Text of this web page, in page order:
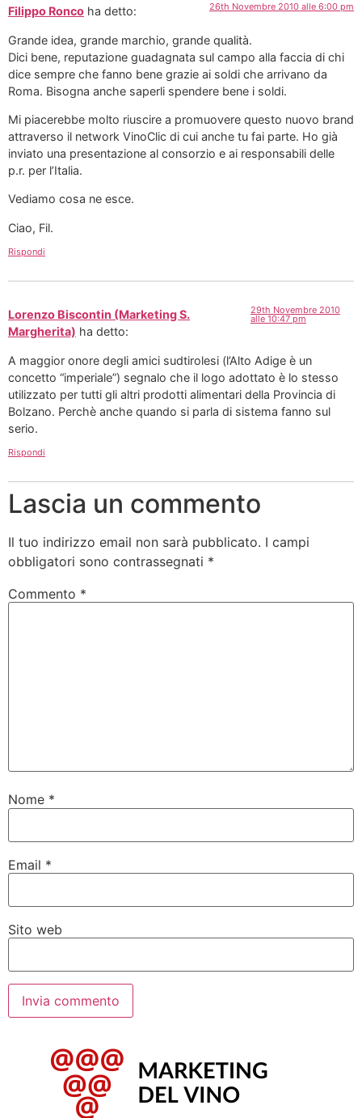
Filippo Ronco ha detto: 26th Novembre 2010 alle 6:00 pm
Grande idea, grande marchio, grande qualità.
Dici bene, reputazione guadagnata sul campo alla faccia di chi
dice sempre che fanno bene grazie ai soldi che arrivano da
Roma. Bisogna anche saperli spendere bene i soldi.
Mi piacerebbe molto riuscire a promuovere questo nuovo brand
attraverso il network VinoClic di cui anche tu fai parte. Ho già
inviato una presentazione al consorzio e ai responsabili delle
p.r. per l’Italia.
Vediamo cosa ne esce.
Ciao, Fil.
Rispondi
Lorenzo Biscontin (Marketing S.
Margherita) ha detto:
29th Novembre 2010
alle 10:47 pm
A maggior onore degli amici sudtirolesi (l’Alto Adige è un
concetto “imperiale”) segnalo che il logo adottato è lo stesso
utilizzato per tutti gli altri prodotti alimentari della Provincia di
Bolzano. Perchè anche quando si parla di sistema fanno sul
serio.
Rispondi
Lascia un commento
Il tuo indirizzo email non sarà pubblicato. I campi
obbligatori sono contrassegnati *
Commento *
Nome *
Email *
Sito web